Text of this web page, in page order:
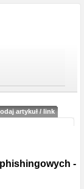
artykuł / link
-